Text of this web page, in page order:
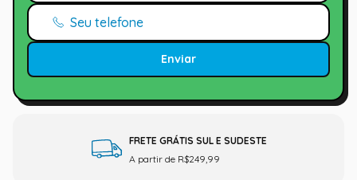
Enviar
FRETE GRÁTIS SUL E SUDESTE
A partir de R$249,99